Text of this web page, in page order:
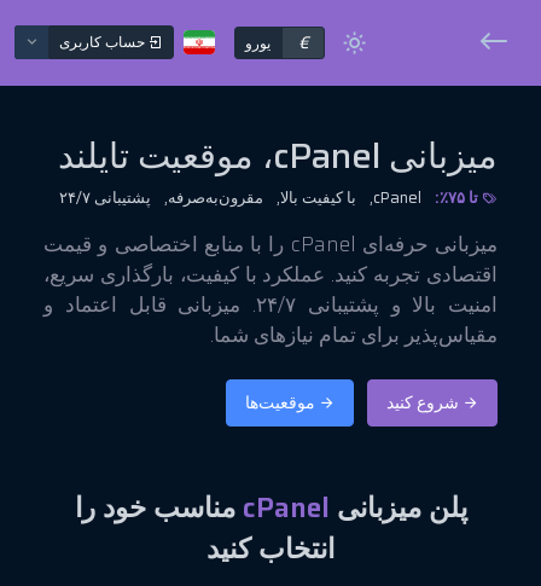
€ یورو حساب کاربری
میزبانی cPanel، موقعیت تایلند
تا ۷۵٪: cPanel, با کیفیت بالا, مقرون‌به‌صرفه, پشتیبانی ۲۴/۷
میزبانی حرفه‌ای cPanel را با منابع اختصاصی و قیمت
اقتصادی تجربه کنید. عملکرد با کیفیت، بارگذاری سریع،
امنیت بالا و پشتیبانی ۲۴/۷. میزبانی قابل اعتماد و
مقیاس‌پذیر برای تمام نیازهای شما.
پلن میزبانی cPanelمناسب خود را
انتخاب کنید